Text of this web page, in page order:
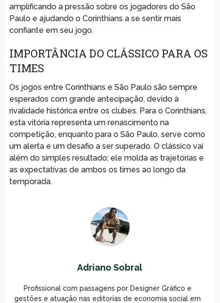
amplificando a pressão sobre os jogadores do São
Paulo e ajudando o Corinthians a se sentir mais
confiante em seu jogo.
IMPORTÂNCIA DO CLÁSSICO PARA OS
TIMES
Os jogos entre Corinthians e São Paulo são sempre
esperados com grande antecipação, devido à
rivalidade histórica entre os clubes. Para o Corinthians,
esta vitória representa um renascimento na
competição, enquanto para o São Paulo, serve como
um alerta e um desafio a ser superado. O clássico vai
além do simples resultado; ele molda as trajetórias e
as expectativas de ambos os times ao longo da
temporada.
Adriano Sobral
Profissional com passagens por Designer Gráfico e
gestões e atuação nas editorias de economia social em